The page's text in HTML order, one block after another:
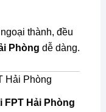
thành, đều
Phòng dễ dàng.
Hải Phòng
FPT Hải Phòng